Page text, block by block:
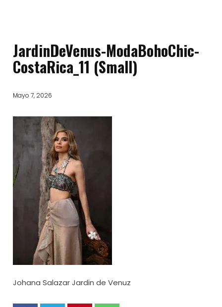
JardinDeVenus-ModaBohoChic-
CostaRica_11 (Small)
Mayo 7, 2026
Johana Salazar Jardin de Venuz